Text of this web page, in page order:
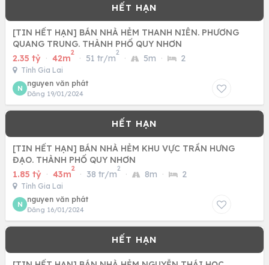
[TIN HẾT HẠN] BÁN NHÀ HẺM THANH NIÊN. PHƯƠNG
QUANG TRUNG. THÀNH PHỐ QUY NHƠN
2.35 tỷ · 42m
2
· 51 tr/m
2
· 5m · 2
Tỉnh Gia Lai
N
nguyen văn phát
Đăng 19/01/2024
[TIN HẾT HẠN] BÁN NHÀ HẺM KHU VỰC TRẦN HƯNG
ĐẠO. THÀNH PHỐ QUY NHƠN
1.85 tỷ · 43m
2
· 38 tr/m
2
· 8m · 2
Tỉnh Gia Lai
N
nguyen văn phát
Đăng 16/01/2024